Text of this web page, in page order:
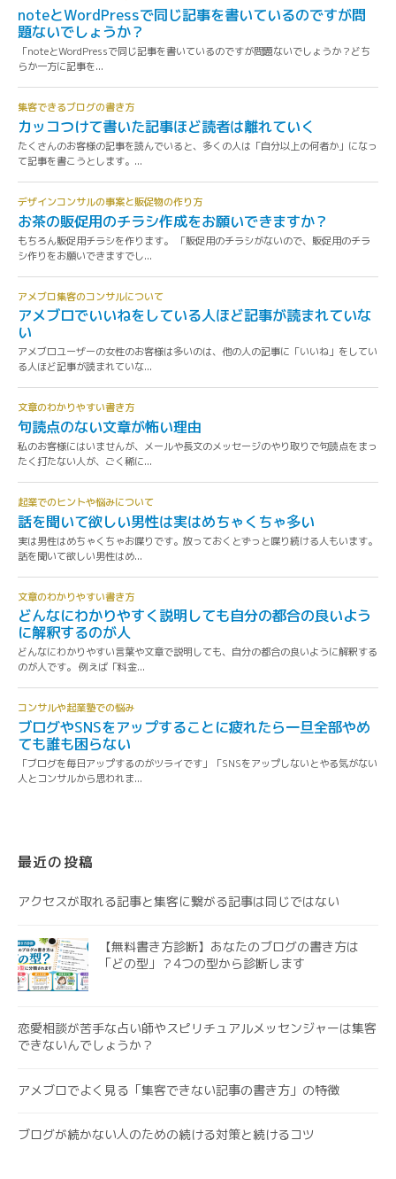
最近の投稿
アクセスが取れる記事と集客に繋がる記事は同じではない
【無料書き方診断】あなたのブログの書き方は
「どの型」？4つの型から診断します
恋愛相談が苦手な占い師やスピリチュアルメッセンジャーは集客
できないんでしょうか？
アメブロでよく見る「集客できない記事の書き方」の特徴
ブログが続かない人のための続ける対策と続けるコツ